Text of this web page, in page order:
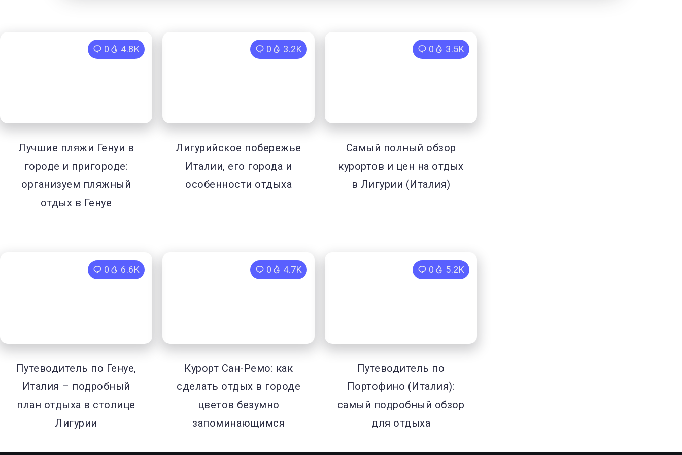
0 4.8K
Лучшие пляжи Генуи в
городе и пригороде:
организуем пляжный
отдых в Генуе
0 3.2K
Лигурийское побережье
Италии, его города и
особенности отдыха
0 3.5K
Самый полный обзор
курортов и цен на отдых
в Лигурии (Италия)
0 6.6K
Путеводитель по Генуе,
Италия – подробный
план отдыха в столице
Лигурии
0 4.7K
Курорт Сан-Ремо: как
сделать отдых в городе
цветов безумно
запоминающимся
0 5.2K
Путеводитель по
Портофино (Италия):
самый подробный обзор
для отдыха